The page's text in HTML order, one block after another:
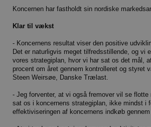
Koncernen har fastholdt sin nordiske
Klar til vækst
- Koncernens resultat viser den positive
Det er naturligvis meget tilfredsstillende, og
vores strategiplan, hvor vi har sat os det mål,
procent om året gennem kontrolleret og styret
Steen Weirsøe, Danske Trælast.
- Jeg forventer, at vi også fremover vil se
sat os i koncernens strategiplan, ikke mindst i
effektiviseringen af koncernens indkøb